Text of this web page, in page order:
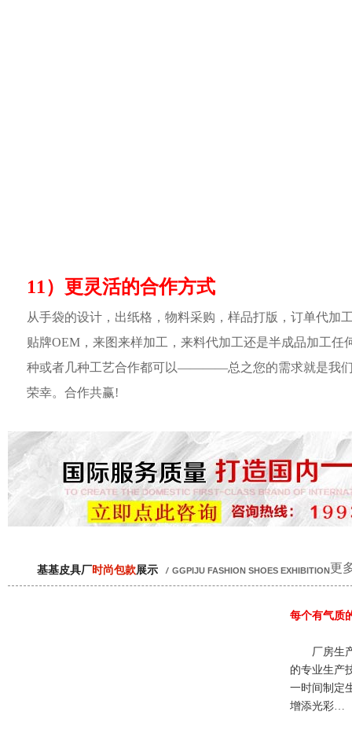
11）更灵活的合作方式
从手袋的设计，出纸格，物料采购，样品打版，订单代加
贴牌OEM，来图来样加工，来料代加工还是半成品加工任
种或者几种工艺合作都可以————总之您的需求就是我
荣幸。合作共赢!
更
基基皮具厂时尚包款展示 / GGPIJU FASHION SHOES EXHIBITION
每个有气质
厂房生
的专业生产
一时间制定
增添光彩…